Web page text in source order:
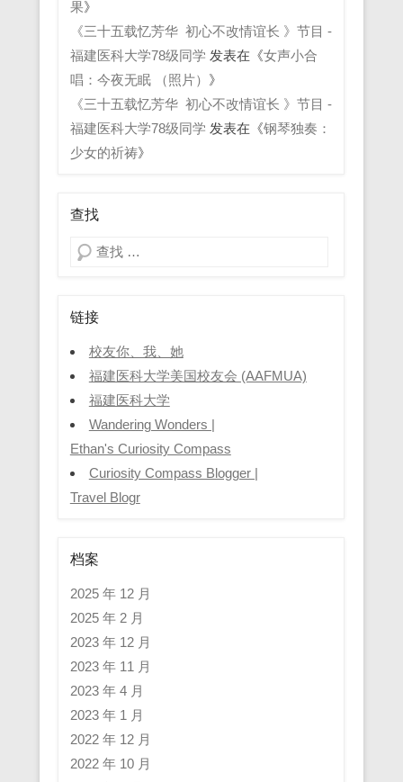
果》
《三十五载忆芳华 初心不改情谊长 》节目 -
福建医科大学78级同学 发表在《女声小合
唱：今夜无眠 （照片） 》
《三十五载忆芳华 初心不改情谊长 》节目 -
福建医科大学78级同学 发表在《钢琴独奏：
少女的祈祷》
查找
Search
链接
校友你、我、她
福建医科大学美国校友会 (AAFMUA)
福建医科大学
Wandering Wonders |
Ethan's Curiosity Compass
Curiosity Compass Blogger |
Travel Blogr
档案
2025 年 12 月
2025 年 2 月
2023 年 12 月
2023 年 11 月
2023 年 4 月
2023 年 1 月
2022 年 12 月
2022 年 10 月